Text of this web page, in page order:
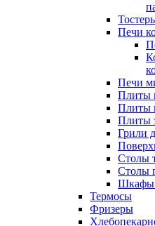
Печи
Печи
Плиты
Плиты
Плиты
Грили
Столы
Столы
Шкафы
Термосы
Фризеры